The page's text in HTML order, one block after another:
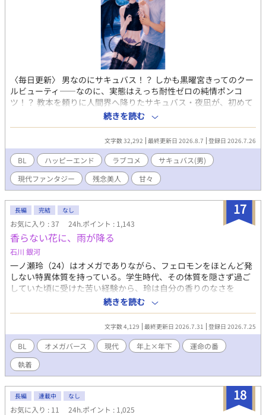
〈毎日更新〉 男なのにサキュバス！？ しかも黒曜宮きってのクー
ルビューティ——なのに、実態はえっち耐性ゼロの純情ポンコ
ツ！？ 教本を頼りに人間界へ降りたサキュバス・夜凪が、初めて
の獲物として忍び込んだのは、大学生・陸の寝室だった。 ところ
が陸の精気は、濃厚はちみつバターみたいに甘くて絶品の光属
性！ しかも吸っても吸ってもなぜか尽きない、奇跡の源泉かけ流
し体質！？ 一方の陸は、妖艶な見た目に反して真っ赤になって震
える夜凪に一目惚れ。 「もうちょっと吸ってく？」 「優しくする
から」 と、ポンコツサキュバスを毎晩甘やかしまくる。 吸精の練
習のはずが、気づけば夜凪の胸に芽生えていたのは、獲物への食
欲ではなく本気の恋心で——？ さらに同族サキュバスの瑠夏と澪
まで、陸の激甘精気を狙って寝室へ乱入！ 「みんなでシェアすれ
ばよくな〜い？」 「……僕も、味見したい……」 「陸さんは俺の
なんだからぁぁぁ！！」 クールビューティ崩壊！ サキュバス三つ
巴！ 光属性彼氏の愛情発電、出力限界突破！！ 好きになるほど甘
くなる、光属性大学生×純情ポンコツサキュバスの、可愛くてえ
っちでちょっぴり妖しい溺愛BLラブコメ！
続きを読む
文字数 32,292 最終更新日 2026.8.7 登録日 2026.7.26
BL ハッピーエンド ラブコメ
サキュバス(男)
現代ファンタジー
残念美人 甘々
17
長編 完結 なし
お気に入り : 37 24h.ポイント : 1,143
香らない花に、雨が降る
石川 銀河
一ノ瀬玲（24）はオメガでありながら、フェロモンをほとんど発
しない特異体質を持っている。学生時代、その体質を隠さず過ご
していた頃に受けた苦い経験から、玲は自分の香りのなさを
「盾」として使うようになった。誰にも見つからず、誰にも求め
られず、ただ静かに生きていければいい――そう思って、小さな
出版社で校閲の仕事を続けている。 ある日、担当することになっ
た作家・深水蒼一（34）は、アルファでありながら、玲の「香ら
ない」体質に初めて気づいた人物だった。彼は玲に無理に近づこ
うとはしない。ただ、静かに、変わらぬ距離感で接し続ける。 香
りに頼らない関係。言葉と沈黙だけで育つ信頼。けれど、玲の体
質の秘密を知る過去の関係者が現れたとき、二人の均衡は静かに
揺らぎ始める――。 香りのない花にも、雨は降る。それでも枯れ
ずに咲き続けられることを、玲はまだ知らない。
続きを読む
文字数 4,129 最終更新日 2026.7.31 登録日 2026.7.25
BL オメガバース 現代 年上×年下
運命の番
執着
18
長編 連載中 なし
お気に入り : 11 24h.ポイント : 1,025